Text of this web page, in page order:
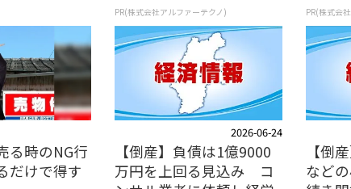
PR(株式会社アルファーテクノ) PR(株式会
る時のNG行
だけで得す
2026-06-24
【倒産】負債は1億9000
万円を上回る見込み コ
【倒
など